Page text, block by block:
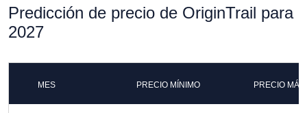
Predicción de precio de OriginTrail para
2027
MES PRECIO MÍNIMO PRECIO